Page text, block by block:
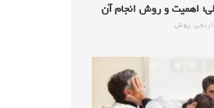
اهمیت و روش انجام آن
پوش